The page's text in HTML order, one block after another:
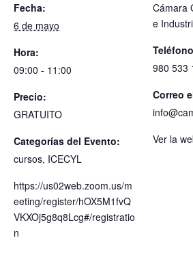
Fecha:
6 de mayo
Hora:
09:00 - 11:00
Precio:
GRATUITO
Categorías del Evento:
cursos, ICECYL
https://us02web.zoom.us/m
eeting/register/hOX5M1fvQ
VKXOj5g8q8Lcg#/registratio
n
Cámara
e
980 533
Correo
Ver la